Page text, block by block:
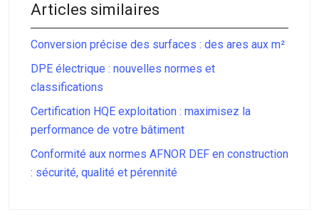
Articles similaires
Conversion précise des surfaces : des ares aux m²
DPE électrique : nouvelles normes et
classifications
Certification HQE exploitation : maximisez la
performance de votre bâtiment
Conformité aux normes AFNOR DEF en construction
: sécurité, qualité et pérennité